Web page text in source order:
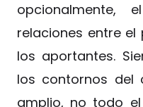
opcionalmente,
relaciones entre
los aportantes.
los contornos del
amplio, no todo